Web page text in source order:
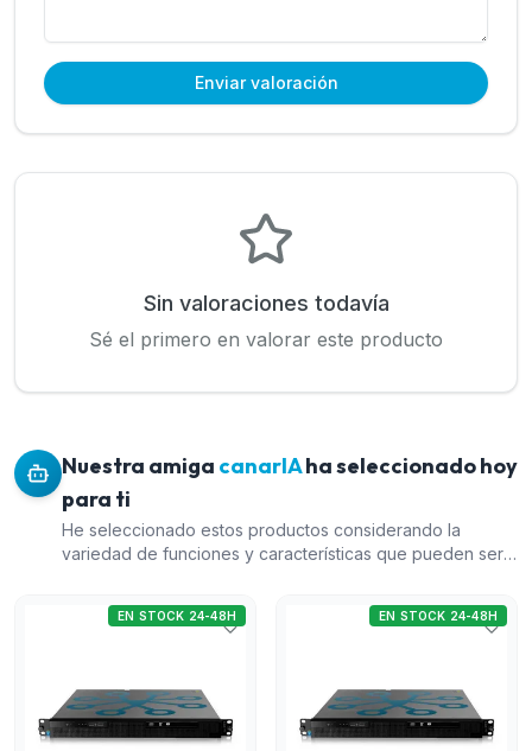
Enviar valoración
Sin valoraciones todavía
Sé el primero en valorar este producto
Nuestra amiga canarIAha seleccionado hoy
para ti
He seleccionado estos productos considerando la
variedad de funciones y características que pueden ser
Datacenter Enterprise' es altamente escalable, adecuado
para grandes instalaciones. El 'Equipo servidor DW
de videovigilancia de máxima calidad. Por último, el
'Equipo compacto de 8 canales para cámaras térmicas
duales' ofrece versatilidad y un formato compacto, ideal
EN STOCK 24-48H EN STOCK 24-48H